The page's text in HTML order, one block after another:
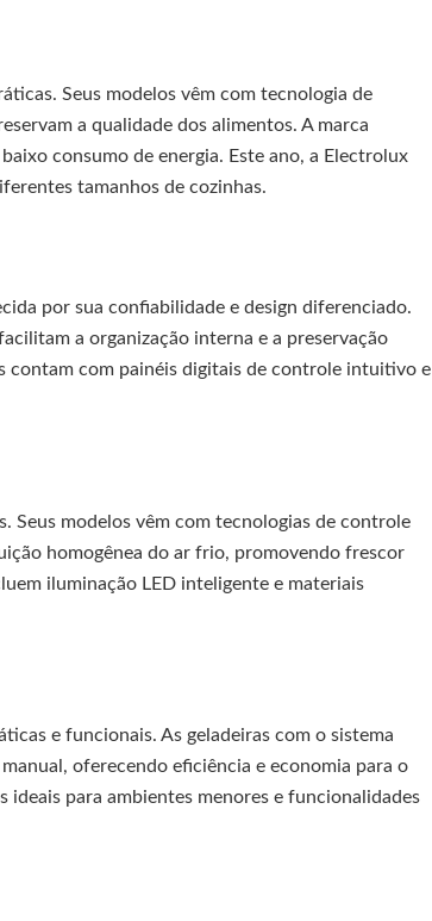
Seus modelos vêm com tecnologia de
a qualidade dos alimentos. A marca
consumo de energia. Este ano, a Electrolux
tamanhos de cozinhas.
por sua confiabilidade e design diferenciado.
a organização interna e a preservação
contam com painéis digitais de controle intuitivo e
Seus modelos vêm com tecnologias de controle
homogênea do ar frio, promovendo frescor
iluminação LED inteligente e materiais
e funcionais. As geladeiras com o sistema
oferecendo eficiência e economia para o
para ambientes menores e funcionalidades